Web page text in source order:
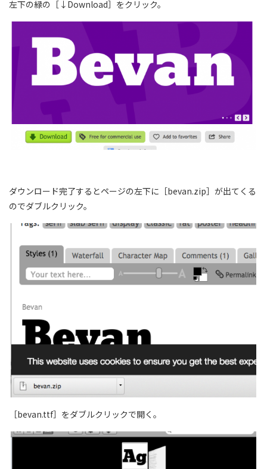
左下の緑の［↓Download］をクリック。
ダウンロード完了するとページの左下に［bevan.zip］が出てくる
のでダブルクリック。
［bevan.ttf］をダブルクリックで開く。